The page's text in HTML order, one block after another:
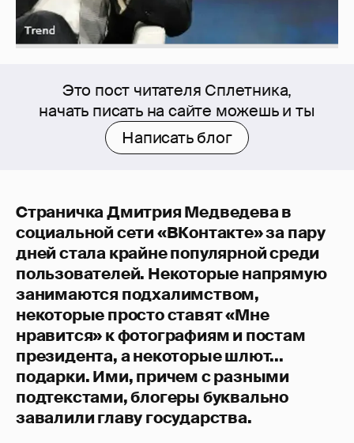
Это пост читателя Сплетника,
начать писать на сайте можешь и ты
Написать блог
Страничка Дмитрия Медведева в
социальной сети «ВКонтакте» за пару
дней стала крайне популярной среди
пользователей. Некоторые напрямую
занимаются подхалимством,
некоторые просто ставят «Мне
нравится» к фотографиям и постам
президента, а некоторые шлют...
подарки. Ими, причем с разными
подтекстами, блогеры буквально
завалили главу государства.